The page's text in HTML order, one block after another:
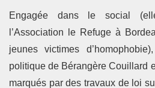
Engagée dans le social
l’Association le Refuge à
jeunes victimes
politique de Bérangère Couillard
marqués par des travaux de loi